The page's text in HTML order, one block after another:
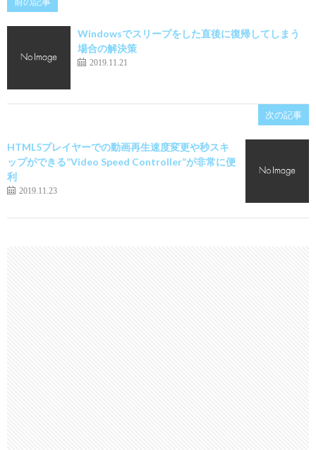
Windowsでスリープをした直後に復帰してしまう
場合の解決策
2019.11.21
次の記事
HTML5プレイヤーでの動画再生速度変更や秒スキ
ップができる”Video Speed Controller”が非常に便
利
2019.11.23